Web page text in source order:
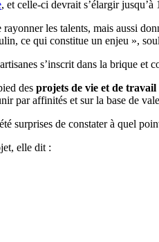
, et celle-ci devrait s’élargir
les talents, mais aussi
ce qui constitue un enjeu »,
s’inscrit dans la brique
des projets de vie et de
par affinités et sur la base de
surprises de constater à quel
elle dit :